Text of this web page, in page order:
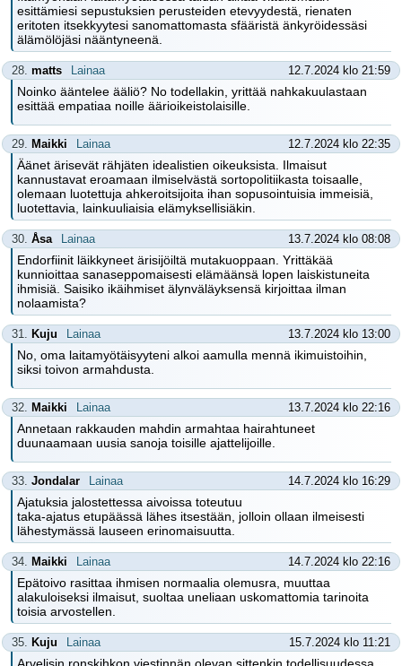
esittämiesi sepustuksien perusteiden etevyydestä, rienaten
eritoten itsekkyytesi sanomattomasta sfääristä änkyröidessäsi
älämölöjäsi nääntyneenä.
28. matts Lainaa 12.7.2024 klo 21:59
Noinko ääntelee ääliö? No todellakin, yrittää nahkakuulastaan
esittää empatiaa noille äärioikeistolaisille.
29. Maikki Lainaa 12.7.2024 klo 22:35
Äänet ärisevät rähjäten idealistien oikeuksista. Ilmaisut
kannustavat eroamaan ilmiselvästä sortopolitiikasta toisaalle,
olemaan luotettuja ahkeroitsijoita ihan sopusointuisia immeisiä,
luotettavia, lainkuuliaisia elämyksellisiäkin.
30. Åsa Lainaa 13.7.2024 klo 08:08
Endorfiinit läikkyneet ärisijöiltä mutakuoppaan. Yrittäkää
kunnioittaa sanaseppomaisesti elämäänsä lopen laiskistuneita
ihmisiä. Saisiko ikäihmiset älynväläyksensä kirjoittaa ilman
nolaamista?
31. Kuju Lainaa 13.7.2024 klo 13:00
No, oma laitamyötäisyyteni alkoi aamulla mennä ikimuistoihin,
siksi toivon armahdusta.
32. Maikki Lainaa 13.7.2024 klo 22:16
Annetaan rakkauden mahdin armahtaa hairahtuneet
duunaamaan uusia sanoja toisille ajattelijoille.
33. Jondalar Lainaa 14.7.2024 klo 16:29
Ajatuksia jalostettessa aivoissa toteutuu
taka-ajatus etupäässä lähes itsestään, jolloin ollaan ilmeisesti
lähestymässä lauseen erinomaisuutta.
34. Maikki Lainaa 14.7.2024 klo 22:16
Epätoivo rasittaa ihmisen normaalia olemusra, muuttaa
alakuloiseksi ilmaisut, suoltaa uneliaan uskomattomia tarinoita
toisia arvostellen.
35. Kuju Lainaa 15.7.2024 klo 11:21